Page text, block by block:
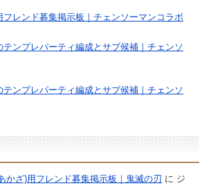
フレンド募集掲示板｜チェンソーマンコラボ
テンプレパーティ編成とサブ候補｜チェンソ
テンプレパーティ編成とサブ候補｜チェンソ
かざ)用フレンド募集掲示板｜鬼滅の刃 に ジ